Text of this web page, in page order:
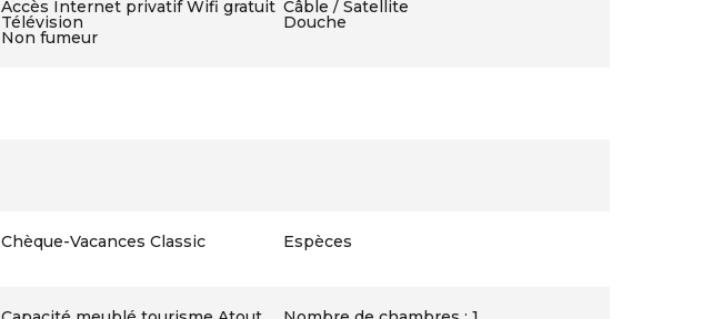
Accès Internet privatif Wifi gratuit Câble / Satellite
Télévision Douche
Non fumeur
Chèque-Vacances Classic Espèces